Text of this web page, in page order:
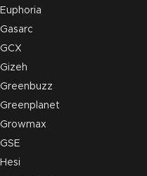
Euphoria
Gasarc
GCX
Gizeh
Greenbuzz
Greenplanet
Growmax
GSE
Hesi